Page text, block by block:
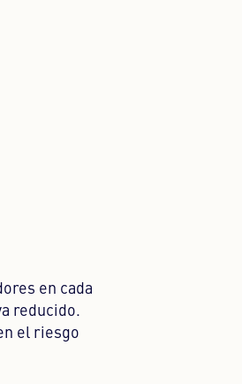
en cada
reducido.
el riesgo